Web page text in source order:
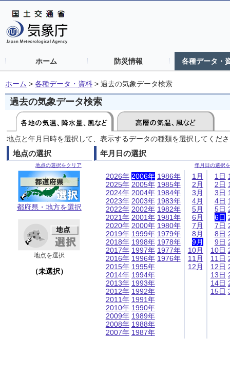
ホーム 防災情報 各種データ・
ホーム > 各種データ・資料 > 過去の気象データ検索
過去の気象データ検索
地点と年月日時を選択して、表示するデータの種類を選択してくだ
地点の選択
地点の選択をクリア
都府県・地方を選択
地点を選択
（未選択）
年月日の選択
年月日の選択
2026年
2025年
2024年
2023年
2022年
2021年
2020年
2019年
2018年
2017年
2016年
2015年
2014年
2013年
2012年
2011年
2010年
2009年
2008年
2007年
2006年
2005年
2004年
2003年
2002年
2001年
2000年
1999年
1998年
1997年
1996年
1995年
1994年
1993年
1992年
1991年
1990年
1989年
1988年
1987年
1986年
1985年
1984年
1983年
1982年
1981年
1980年
1979年
1978年
1977年
1976年
1月
2月
3月
4月
5月
6月
7月
8月
9月
10月
11月
12月
1日
2日
3日
4日
5日
6日
7日
8日
9日
10日
11日
12日
13日
14日
15日